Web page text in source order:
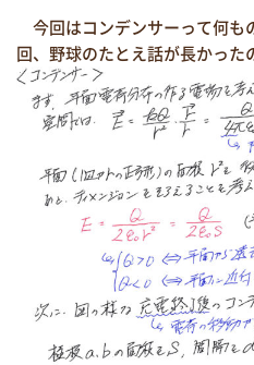
今回はコンデンサーって何も
回、野球のたとえ話が長かった